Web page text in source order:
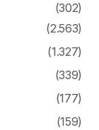
(302)
(2.563)
(1.327)
(339)
(177)
(159)